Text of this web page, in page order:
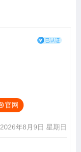
官网
2026年8月9日 星期日